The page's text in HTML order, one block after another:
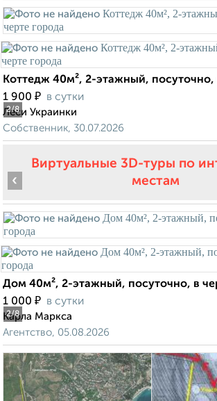
2/8
Коттедж 40м², 2-этажный, посуточно,
1 900 ₽ в сутки
Леси Украинки
Собственник, 30.07.2026
Виртуальные 3D-туры по
местам
2/8
‹
Дом 40м², 2-этажный, посуточно, в
1 000 ₽ в сутки
Карла Маркса
Агентство, 05.08.2026